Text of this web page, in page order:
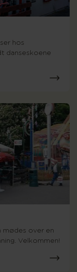
hos
danseskoene
mødes over en
Velkommen!